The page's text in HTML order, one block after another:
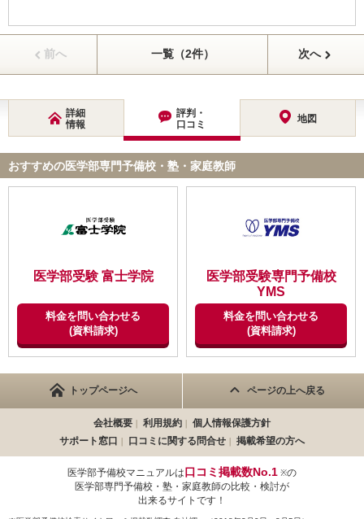
前へ 一覧（2件） 次へ
詳細
情報
評判・
口コミ
地図
おすすめの医学部専門予備校・塾・家庭教師
医学部受験 富士学院
料金を問い合わせる
(資料請求)
医学部受験専門予備校
YMS
料金を問い合わせる
(資料請求)
トップページへ ページの上へ戻る
会社概要 利用規約
個人情報保護方針
サポート窓口
口コミに関する問合せ 掲載希望の方へ
医学部予備校マニュアルは口コミ掲載数No.1 ※の
医学部専門予備校・塾・家庭教師の比較・検討が
出来るサイトです！